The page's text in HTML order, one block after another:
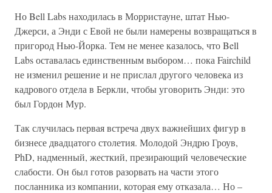
Но Bell Labs находилась в Морристауне, штат Нью-
Джерси, а Энди с Евой не были намерены возвращаться в
пригород Нью-Йорка. Тем не менее казалось, что Bell
Labs оставалась единственным выбором… пока Fairchild
не изменил решение и не прислал другого человека из
кадрового отдела в Беркли, чтобы уговорить Энди: это
был Гордон Мур.
Так случилась первая встреча двух важнейших фигур в
бизнесе двадцатого столетия. Молодой Эндрю Гроув,
PhD, надменный, жесткий, презирающий человеческие
слабости. Он был готов разорвать на части этого
посланника из компании, которая ему отказала… Но –